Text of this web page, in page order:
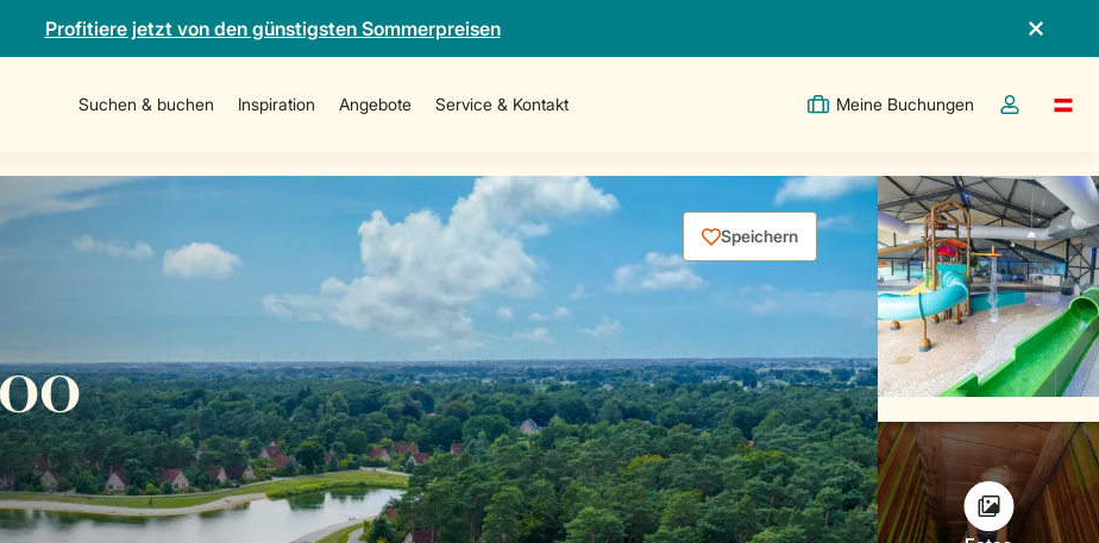
Profitiere jetzt von den günstigsten Sommerpreisen
Suchen & buchen Inspiration Angebote Service & Kontakt Meine Buchungen
Dropdown-